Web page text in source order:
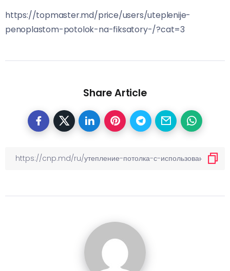
https://topmaster.md/price/users/uteplenije-
penoplastom-potolok-na-fiksatory-/?cat=3
Share Article